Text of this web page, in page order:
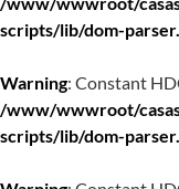
scripts/lib/dom-
Warning: Constant
/www/wwwroot/
scripts/lib/dom-